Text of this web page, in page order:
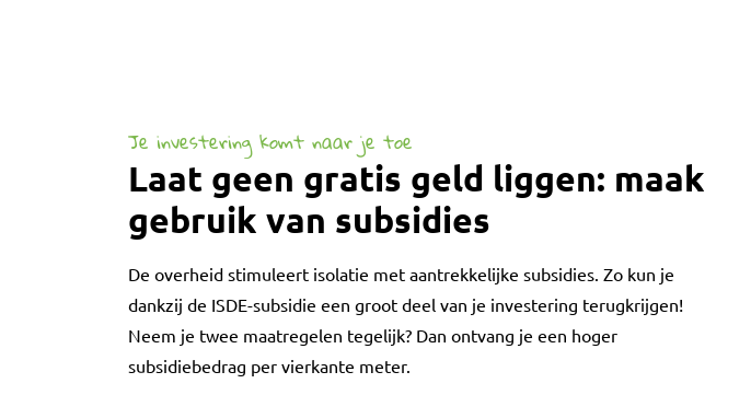
Je investering komt naar je toe
Laat geen gratis geld liggen: maak
gebruik van subsidies
De overheid stimuleert isolatie met aantrekkelijke subsidies. Zo kun je
dankzij de ISDE-subsidie een groot deel van je investering terugkrijgen!
Neem je twee maatregelen tegelijk? Dan ontvang je een hoger
subsidiebedrag per vierkante meter.